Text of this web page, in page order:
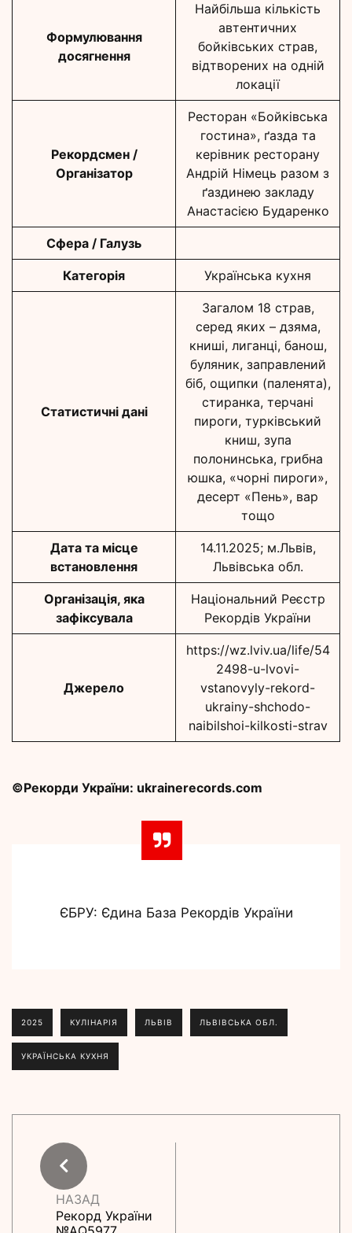
Формулювання
досягнення
Найбільша кількість
автентичних
бойківських страв,
відтворених на одній
локації
Рекордсмен /
Організатор
Ресторан «Бойківська
гостина», ґазда та
керівник ресторану
Андрій Німець разом з
ґаздинею закладу
Анастасією Бударенко
Сфера / Галузь
Категорія Українська кухня
Статистичні дані
Загалом 18 страв,
серед яких – дзяма,
книші, лиганці, банош,
буляник, заправлений
біб, ощипки (паленята),
стиранка, терчані
пироги, турківський
книш, зупа
полонинська, грибна
юшка, «чорні пироги»,
десерт «Пень», вар
тощо
Дата та місце
встановлення
14.11.2025; м.Львів,
Львівська обл.
Організація, яка
зафіксувала
Національний Реєстр
Рекордів України
Джерело
https://wz.lviv.ua/life/54
2498-u-lvovi-
vstanovyly-rekord-
ukrainy-shchodo-
naibilshoi-kilkosti-strav
©Рекорди України: ukrainerecords.com
ЄБРУ: Єдина База Рекордів України
2025 КУЛІНАРІЯ ЛЬВІВ ЛЬВІВСЬКА ОБЛ.
УКРАЇНСЬКА КУХНЯ
НАЗАД
Рекорд України